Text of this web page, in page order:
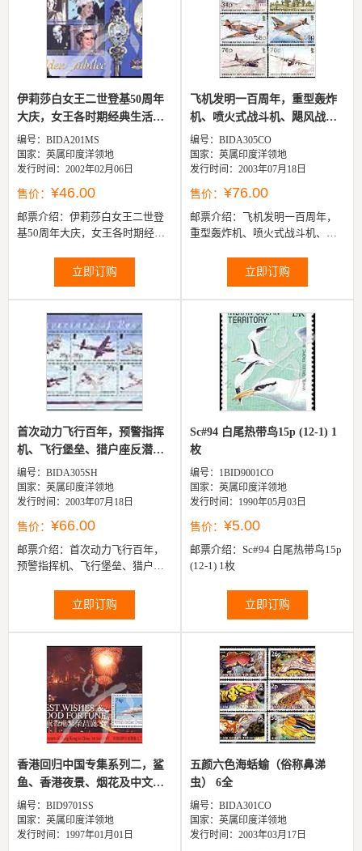
伊莉莎白女王二世登基50周年
大庆，女王各时期经典生活
照...
编号：BIDA201MS
国家：英属印度洋领地
发行时间：2002年02月06日
售价： ¥46.00
邮票介绍： 伊莉莎白女王二世登
基50周年大庆，女王各时期经典
立即订购
飞机发明一百周年，重型轰炸
机、喷火式战斗机、飓风战斗
机...
编号：BIDA305CO
国家：英属印度洋领地
发行时间：2003年07月18日
售价： ¥76.00
邮票介绍： 飞机发明一百周年，
重型轰炸机、喷火式战斗机、飓
喀斯特式飞机等6全
立即订购
首次动力飞行百年，预警指挥
机、飞行堡垒、猎户座反潜
机、...
编号：BIDA305SH
国家：英属印度洋领地
发行时间：2003年07月18日
售价： ¥66.00
邮票介绍： 首次动力飞行百年，
预警指挥机、飞行堡垒、猎户座
希德公司C-141运输机 、桑德兰
立即订购
Sc#94 白尾热带鸟15p (12-1) 1
枚
编号：1BID9001CO
国家：英属印度洋领地
发行时间：1990年05月03日
售价： ¥5.00
邮票介绍： Sc#94 白尾热带鸟15p
(12-1) 1枚
立即订购
香港回归中国专集系列二，鲨
鱼、香港夜景、烟花及中文
“谨...
编号：BID9701SS
国家：英属印度洋领地
发行时间：1997年01月01日
五颜六色海蛞蝓（俗称鼻涕
虫） 6全
编号：BIDA301CO
国家：英属印度洋领地
发行时间：2003年03月17日